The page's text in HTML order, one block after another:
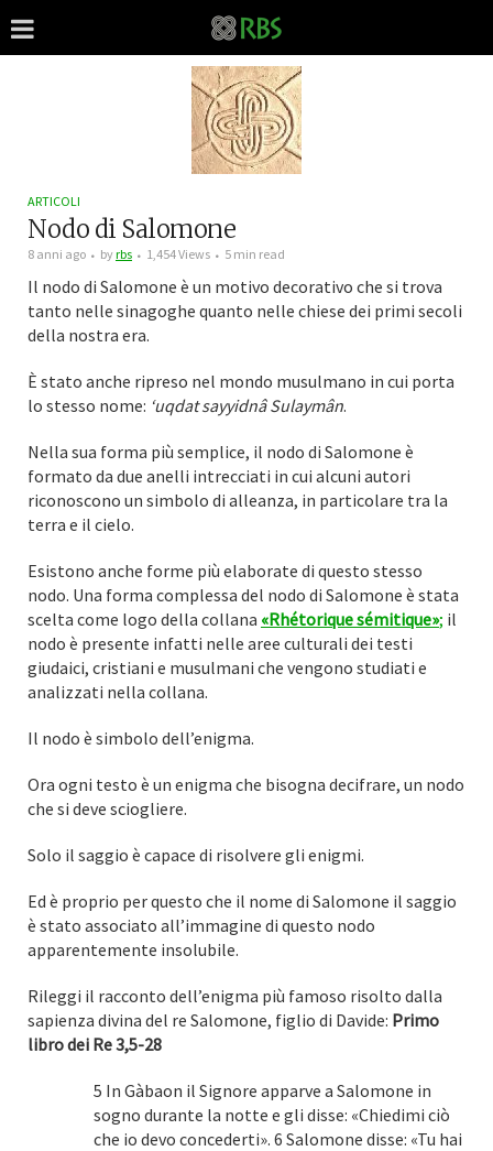
ARTICOLI
Nodo di Salomone
8 anni ago byrbs 1,454 Views 5 min read
Il nodo di Salomone è un motivo decorativo che si trova
tanto nelle sinagoghe quanto nelle chiese dei primi secoli
della nostra era.
È stato anche ripreso nel mondo musulmano in cui porta
lo stesso nome: ‘uqdat sayyidnâ Sulaymân.
Nella sua forma più semplice, il nodo di Salomone è
formato da due anelli intrecciati in cui alcuni autori
riconoscono un simbolo di alleanza, in particolare tra la
terra e il cielo.
Esistono anche forme più elaborate di questo stesso
nodo. Una forma complessa del nodo di Salomone è stata
scelta come logo della collana «Rhétorique sémitique»; il
nodo è presente infatti nelle aree culturali dei testi
giudaici, cristiani e musulmani che vengono studiati e
analizzati nella collana.
Il nodo è simbolo dell’enigma.
Ora ogni testo è un enigma che bisogna decifrare, un nodo
che si deve sciogliere.
Solo il saggio è capace di risolvere gli enigmi.
Ed è proprio per questo che il nome di Salomone il saggio
è stato associato all’immagine di questo nodo
apparentemente insolubile.
Rileggi il racconto dell’enigma più famoso risolto dalla
sapienza divina del re Salomone, figlio di Davide: Primo
libro dei Re 3,5-28
5 In Gàbaon il Signore apparve a Salomone in
sogno durante la notte e gli disse: «Chiedimi ciò
che io devo concederti». 6 Salomone disse: «Tu hai